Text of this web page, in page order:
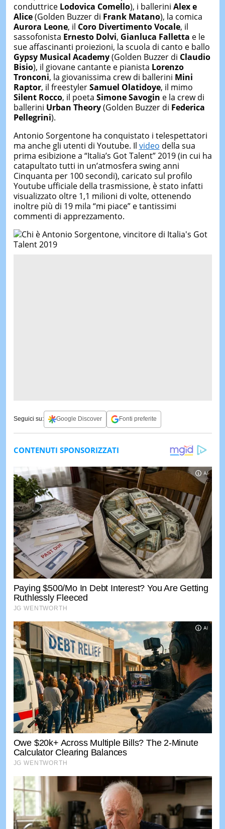
conduttrice Lodovica Comello), i ballerini Alex e
Alice(Golden Buzzer di Frank Matano), la comica
Aurora Leone, il Coro Divertimento Vocale, il
sassofonista Ernesto Dolvi, Gianluca Falletta e le
sue affascinanti proiezioni, la scuola di canto e ballo
Gypsy Musical Academy(Golden Buzzer di Claudio
Bisio), il giovane cantante e pianista Lorenzo
Tronconi, la giovanissima crew di ballerini Mini
Raptor, il freestylerSamuel Olatidoye, il mimo
Silent Rocco, il poeta Simone Savogin e la crew di
ballerini Urban Theory(Golden Buzzer di Federica
Pellegrini).
Antonio Sorgentone ha conquistato i telespettatori
ma anche gli utenti di Youtube. Il video della sua
prima esibizione a “Italia’s Got Talent” 2019 (in cui ha
catapultato tutti in un’atmosfera swing anni
Cinquanta per 100 secondi), caricato sul profilo
Youtube ufficiale della trasmissione, è stato infatti
visualizzato oltre 1,1 milioni di volte, ottenendo
inoltre più di 19 mila “mi piace” e tantissimi
commenti di apprezzamento.
Seguici su: Google Discover Fonti preferite